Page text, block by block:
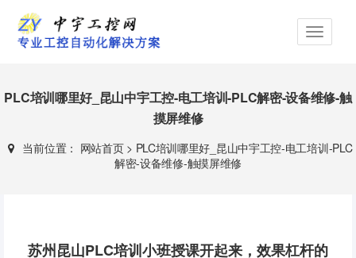
PLC培训哪里好_昆山中宇工控-电工培训-PLC解密-设备维修-触
摸屏维修
当前位置： 网站首页> PLC培训哪里好_昆山中宇工控-电工培训-PLC
解密-设备维修-触摸屏维修
苏州昆山PLC培训小班授课开起来，效果杠杆的